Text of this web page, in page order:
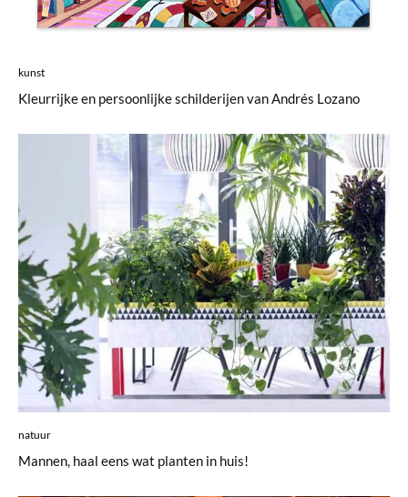
kunst
Kleurrijke en persoonlijke schilderijen van Andrés Lozano
natuur
Mannen, haal eens wat planten in huis!